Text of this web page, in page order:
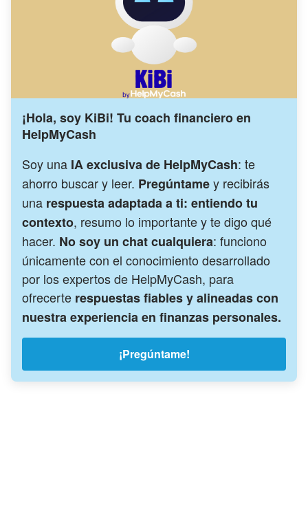
¡Hola, soy KiBi! Tu coach financiero en
HelpMyCash
Soy una IA exclusiva de HelpMyCash: te
ahorro buscar y leer. Pregúntamey recibirás
una respuesta adaptada a ti: entiendo tu
contexto, resumo lo importante y te digo qué
hacer. No soy un chat cualquiera: funciono
únicamente con el conocimiento desarrollado
por los expertos de HelpMyCash, para
ofrecerte respuestas fiables y alineadas con
nuestra experiencia en finanzas personales.
¡Pregúntame!